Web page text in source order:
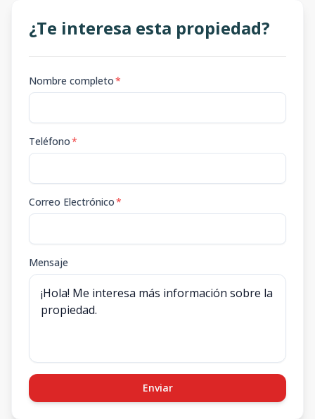
¿Te interesa esta propiedad?
Nombre completo*
Teléfono*
Correo Electrónico*
Mensaje
Enviar